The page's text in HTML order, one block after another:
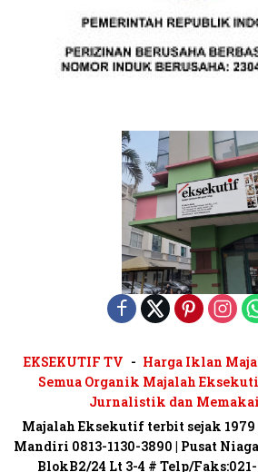
EKSEKUTIF TV
Harga Iklan
Semua Organik Majalah
Jurnalistik dan
Majalah Eksekutif terbit sejak
Mandiri 0813-1130-3890 | Pusat
BlokB2/24 Lt 3-4 # Telp/